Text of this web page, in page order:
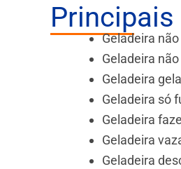
Principais
Geladeira
Geladeira
Geladeira
Geladeira só
Geladeira
Geladeira
Geladeira